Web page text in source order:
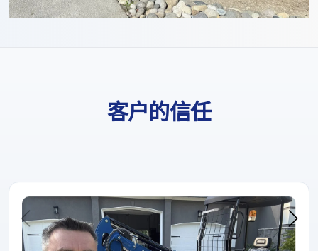
客户的信任